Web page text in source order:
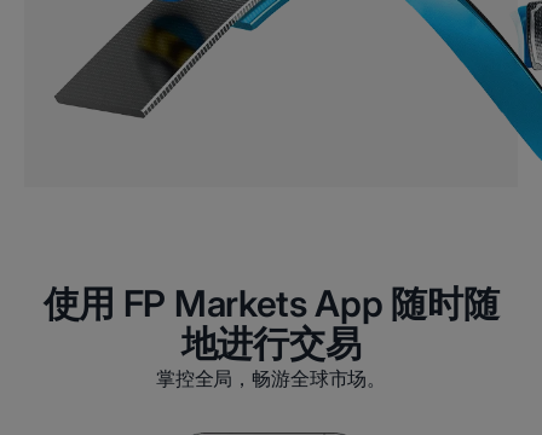
使用 FP Markets App 随时随
地进行交易
掌控全局，畅游全球市场。